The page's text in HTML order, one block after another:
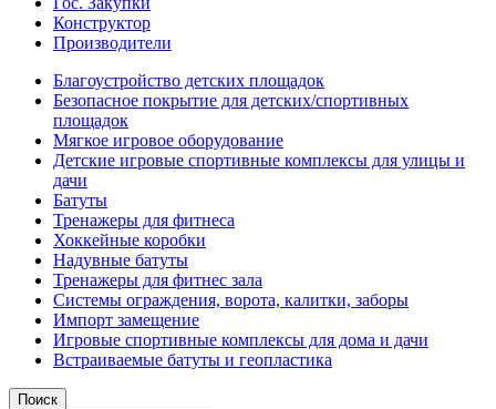
Конструктор
Производители
Благоустройство детских площадок
Безопасное покрытие для детских/спортивных
площадок
Мягкое игровое оборудование
Детские игровые спортивные комплексы для улицы и
дачи
Батуты
Тренажеры для фитнеса
Хоккейные коробки
Надувные батуты
Тренажеры для фитнес зала
Системы ограждения, ворота, калитки, заборы
Импорт замещение
Игровые спортивные комплексы для дома и дачи
Встраиваемые батуты и геопластика
Поиск